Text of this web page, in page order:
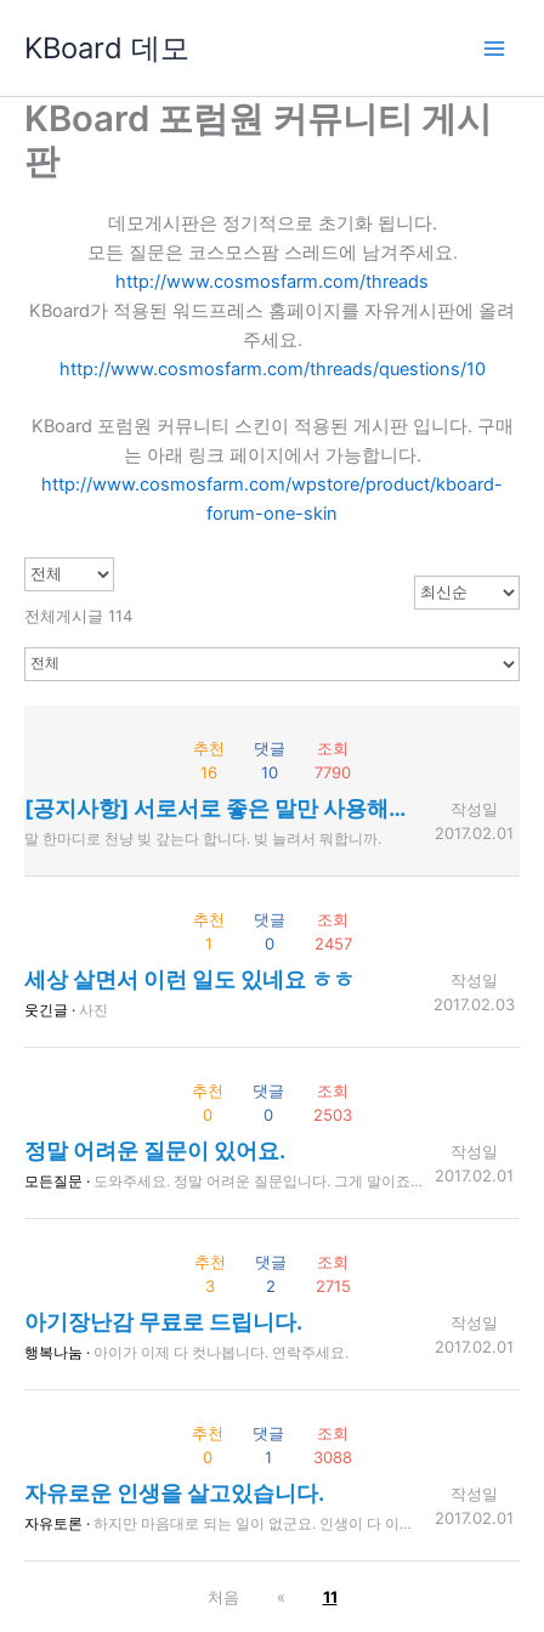
로
KBoard 데모
KBoard 포럼원 커뮤니티 게시
판
데모게시판은 정기적으로 초기화 됩니다.
모든 질문은 코스모스팜 스레드에 남겨주세요.
http://www.cosmosfarm.com/threads
KBoard가 적용된 워드프레스 홈페이지를 자유게시판에 올려
주세요.
http://www.cosmosfarm.com/threads/questions/10
KBoard 포럼원 커뮤니티 스킨이 적용된 게시판 입니다. 구매
는 아래 링크 페이지에서 가능합니다.
http://www.cosmosfarm.com/wpstore/product/kboard-
forum-one-skin
전체게시글 114
추천
16
댓글
10
조회
7790
[공지사항] 서로서로 좋은 말만 사용해주세요.
말 한마디로 천냥 빚 갚는다 합니다. 빚 늘려서 뭐합니까.
작성일
2017.02.01
추천
1
댓글
0
조회
2457
세상 살면서 이런 일도 있네요 ㅎㅎ
웃긴글 · 사진
작성일
2017.02.03
추천
0
댓글
0
조회
2503
정말 어려운 질문이 있어요.
모든질문 · 도와주세요. 정말 어려운 질문입니다. 그게 말이죠. 뭐라 말하기도 어려운 질문이네요.
작성일
2017.02.01
추천
3
댓글
2
조회
2715
아기장난감 무료로 드립니다.
행복나눔 · 아이가 이제 다 컷나봅니다. 연락주세요.
작성일
2017.02.01
추천
0
댓글
1
조회
3088
자유로운 인생을 살고있습니다.
자유토론 · 하지만 마음대로 되는 일이 없군요. 인생이 다 이런거겠죠?
작성일
2017.02.01
처음 « 11